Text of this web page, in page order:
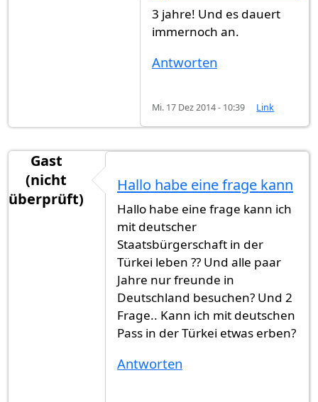
3 jahre! Und es dauert
immernoch an.
Antworten
Mi. 17 Dez 2014 - 10:39 Link
Gast
(nicht
überprüft)
Hallo habe eine frage kann
Hallo habe eine frage kann ich
mit deutscher
Staatsbürgerschaft in der
Türkei leben ?? Und alle paar
Jahre nur freunde in
Deutschland besuchen? Und 2
Frage.. Kann ich mit deutschen
Pass in der Türkei etwas erben?
Antworten